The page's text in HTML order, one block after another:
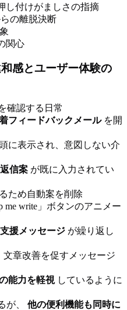
し付けがましさの指摘
の離脱決断
関心
感とユーザー体験の
確認する日常
フィードバックメールを開
に表示され、意図しない介
信案 が既に入力されてい
ため自動案を削除
me write」ボタンのアニメー
援メッセージ が繰り返し
文章改善を促すメッセージ
能力を軽視しているように
が、 他の便利機能も同時に